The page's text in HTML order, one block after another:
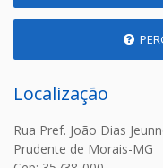
Localização
Rua Pref. João Dias
Prudente de Morais-MG